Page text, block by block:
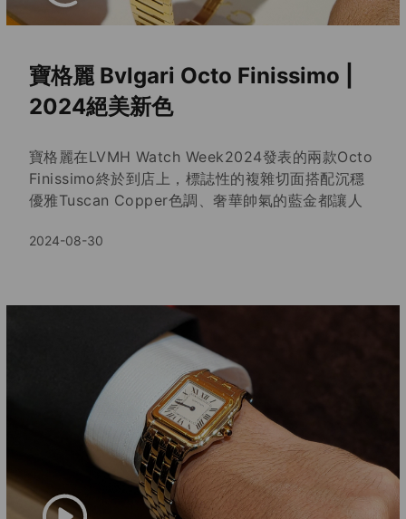
寶格麗 Bvlgari Octo Finissimo |
2024絕美新色
寶格麗在LVMH Watch Week2024發表的兩款Octo
Finissimo終於到店上，標誌性的複雜切面搭配沉穩
優雅Tuscan Copper色調、奢華帥氣的藍金都讓人
驚喜，短短十年已成為當代男錶的重要指標，更象徵
2024-08-30